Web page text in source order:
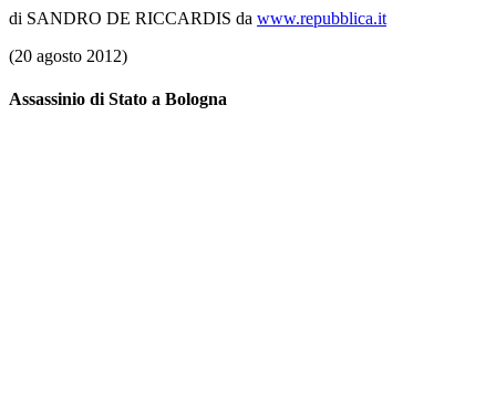
di SANDRO DE RICCARDIS da www.repubblica.it
(20 agosto 2012)
Assassinio di Stato a Bologna